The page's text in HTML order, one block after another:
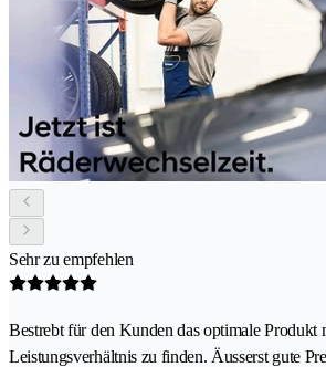
Sehr zu empfehlen
Bestrebt für den Kunden das optimale Produkt
Leistungsverhältnis zu finden. Äusserst gute